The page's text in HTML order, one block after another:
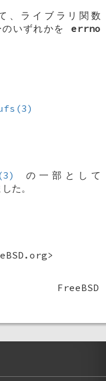
、ライブラリ関数
いずれかを errno
の一部として
た。
FreeBSD